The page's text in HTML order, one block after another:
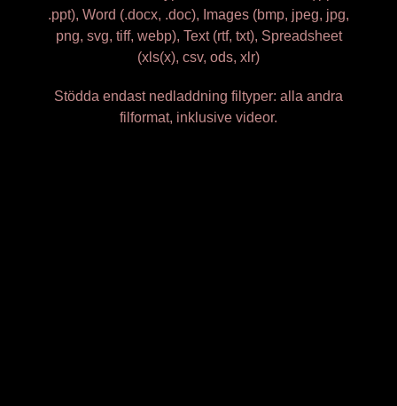
.ppt), Word (.docx, .doc), Images (bmp, jpeg, jpg,
png, svg, tiff, webp), Text (rtf, txt), Spreadsheet
(xls(x), csv, ods, xlr)
Stödda endast nedladdning filtyper: alla andra
filformat, inklusive videor.